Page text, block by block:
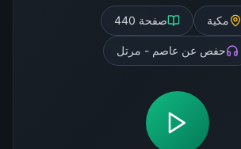
مكية صفحة 440
حفص عن عاصم - مرتل